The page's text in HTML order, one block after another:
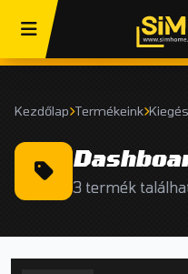
Kezdőlap Termékeink
3 termék